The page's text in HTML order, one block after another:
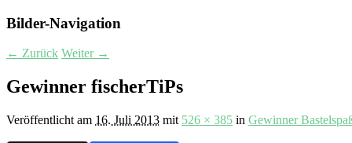
Bilder-Navigation
← Zurück Weiter →
Gewinner fischerTiPs
Veröffentlicht am 16. Juli 2013 mit 526 × 385 in Gewinner